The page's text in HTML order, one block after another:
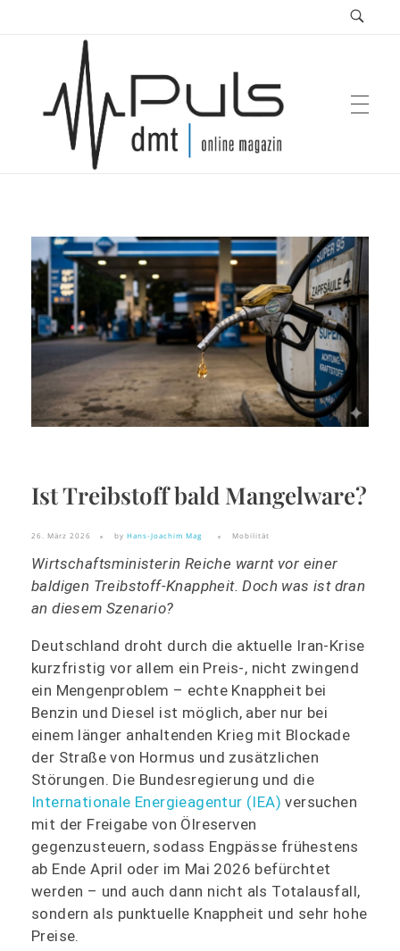
Puls Magazin
Ist Treibstoff bald Mangelware?
26. März 2026 by Hans-Joachim Mag Mobilität
Wirtschaftsministerin Reiche warnt vor einer
baldigen Treibstoff-Knappheit. Doch was ist dran
an diesem Szenario?
Deutschland droht durch die aktuelle Iran‑Krise
kurzfristig vor allem ein Preis‑, nicht zwingend
ein Mengenproblem – echte Knappheit bei
Benzin und Diesel ist möglich, aber nur bei
einem länger anhaltenden Krieg mit Blockade
der Straße von Hormus und zusätzlichen
Störungen. Die Bundesregierung und die
Internationale Energieagentur (IEA) versuchen
mit der Freigabe von Ölreserven
gegenzusteuern, sodass Engpässe frühestens
ab Ende April oder im Mai 2026 befürchtet
werden – und auch dann nicht als Totalausfall,
sondern als punktuelle Knappheit und sehr hohe
Preise.